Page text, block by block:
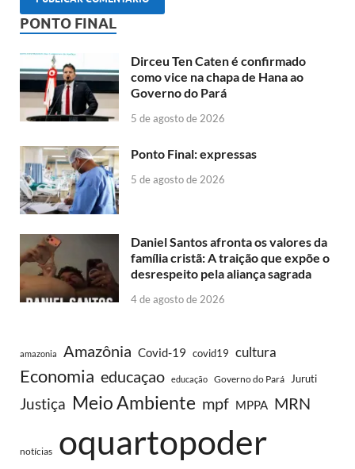
PONTO FINAL
Dirceu Ten Caten é confirmado
como vice na chapa de Hana ao
Governo do Pará
5 de agosto de 2026
Ponto Final: expressas
5 de agosto de 2026
Daniel Santos afronta os valores da
família cristã: A traição que expõe o
desrespeito pela aliança sagrada
4 de agosto de 2026
amazonia Amazônia Covid-19 covid19 cultura
Economia educaçao educação Governo do Pará Juruti
Justiça Meio Ambiente mpf MPPA MRN
notícias oquartopoder